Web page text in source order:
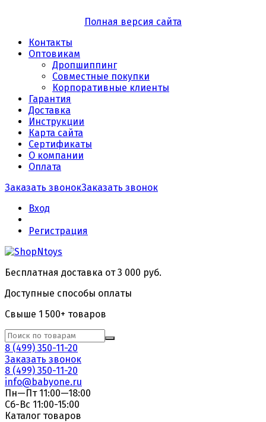
Полная версия сайта
Контакты
Оптовикам
Дропшиппинг
Совместные покупки
Корпоративные клиенты
Гарантия
Доставка
Инструкции
Карта сайта
Сертификаты
О компании
Оплата
Заказать звонокЗаказать звонок
Вход
Регистрация
Бесплатная доставка от 3 000 руб.
Доступные способы оплаты
Свыше 1 500+ товаров
8 (499) 350-11-20
Заказать звонок
8 (499) 350-11-20
info@babyone.ru
Пн—Пт 11:00—18:00
Сб-Вс 11:00-15:00
Каталог товаров